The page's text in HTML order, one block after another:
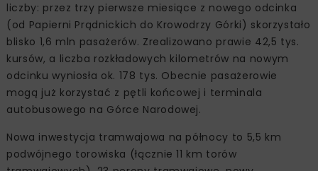
liczby: przez trzy pierwsze miesiące z nowego odcinka
(od Papierni Prądnickich do Krowodrzy Górki) skorzystało
blisko 1,6 mln pasażerów. Zrealizowano prawie 42,5 tys.
kursów, a liczba rozkładowych kilometrów na nowym
odcinku wyniosła ok. 178 tys. Obecnie pasażerowie
mogą już korzystać z pętli końcowej i terminala
autobusowego na Górce Narodowej.
Nowa inwestycja tramwajowa na północy to 5,5 km
podwójnego torowiska (łącznie 11 km torów